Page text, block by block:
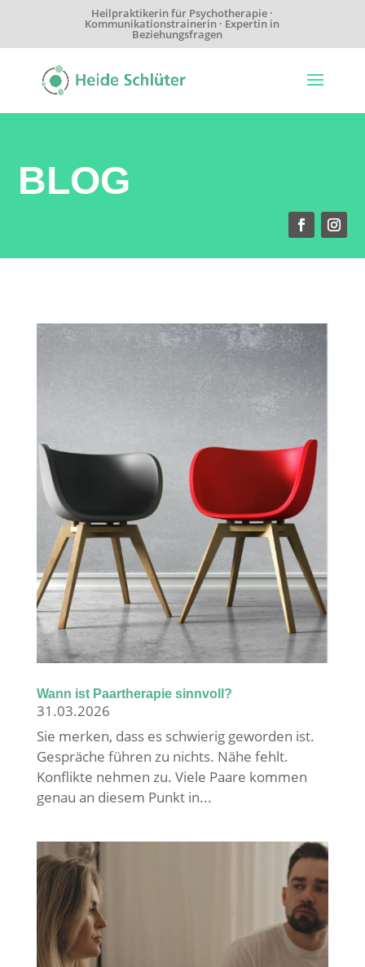
Heilpraktikerin für Psychotherapie ·
Kommunikationstrainerin · Expertin in
Beziehungsfragen
BLOG
Wann ist Paartherapie sinnvoll?
31.03.2026
Sie merken, dass es schwierig geworden ist.
Gespräche führen zu nichts. Nähe fehlt.
Konflikte nehmen zu. Viele Paare kommen
genau an diesem Punkt in...